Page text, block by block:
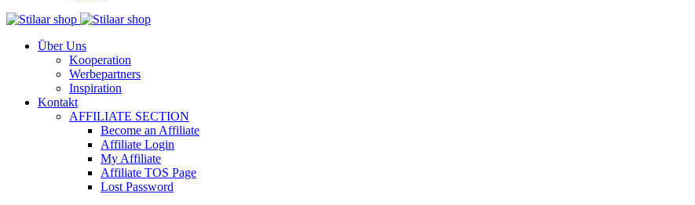
Über Uns
Kooperation
Werbepartners
Inspiration
Kontakt
AFFILIATE SECTION
Become an Affiliate
Affiliate Login
My Affiliate
Affiliate TOS Page
Lost Password